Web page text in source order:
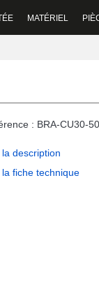
MATÉRIEL
: BRA-CU30-50
la description
la fiche technique